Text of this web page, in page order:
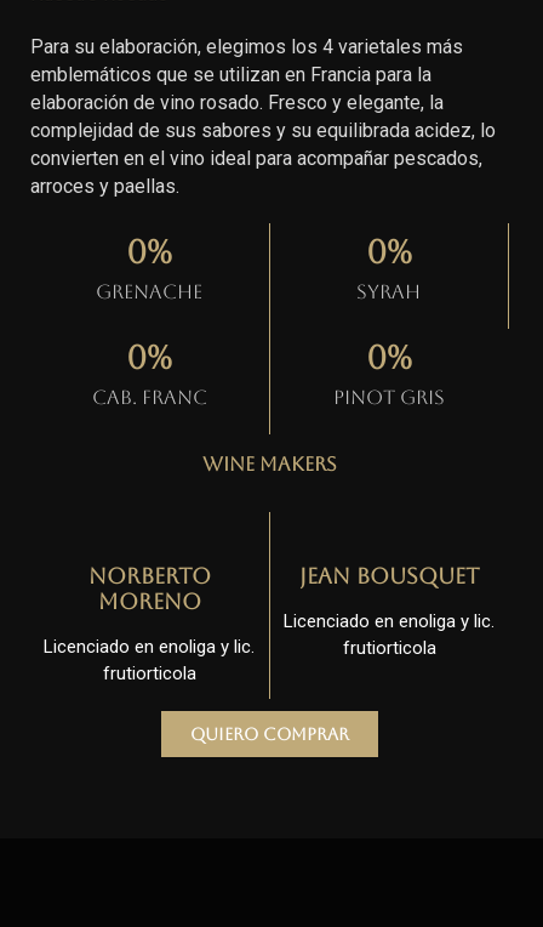
Para su elaboración, elegimos los 4 varietales más
emblemáticos que se utilizan en Francia para la
elaboración de vino rosado. Fresco y elegante, la
complejidad de sus sabores y su equilibrada acidez, lo
convierten en el vino ideal para acompañar pescados,
arroces y paellas.
Grenache
0%
Syrah
0%
Cab. Franc
0%
Pinot gris
0%
Wine Makers
Norberto
Moreno
Licenciado en enoliga y lic.
frutiorticola
Jean Bousquet
Licenciado en enoliga y lic.
frutiorticola
Quiero comprar